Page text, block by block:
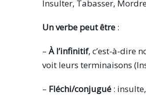
Insulter, Tabasser,
Un verbe peut être:
– À l’infinitif, c’est-à-dire
voit leurs terminaisons
– Fléchi/conjugué: